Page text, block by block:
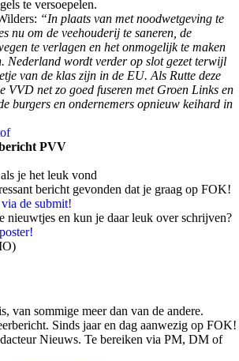
te versoepelen.
“In plaats van met noodwetgeving te
nu om de veehouderij te saneren, de
te verlagen en het onmogelijk te maken
Nederland wordt verder op slot gezet terwijl
van de klas zijn in de EU. Als Rutte deze
VVD net zo goed fuseren met Groen Links en
burgers en ondernemers opnieuw keihard in
PVV
je het leuk vond
bericht gevonden dat je graag op FOK!
de submit!
nieuwtjes en kun je daar leuk over schrijven?
van sommige meer dan van de andere.
Sinds jaar en dag aanwezig op FOK!
Nieuws. Te bereiken via PM, DM of